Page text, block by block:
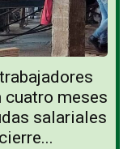
cuatro meses
salariales